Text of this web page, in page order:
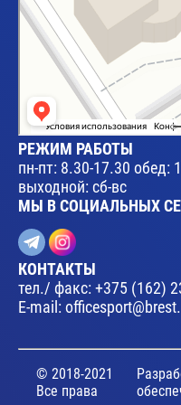
РЕЖИМ РАБОТЫ
пн-пт: 8.30-17.30 обед:
выходной: сб-вс
МЫ В СОЦИАЛЬНЫХ
КОНТАКТЫ
тел./ факс: +375 (162)
E-mail:
© 2018-2021
Все права